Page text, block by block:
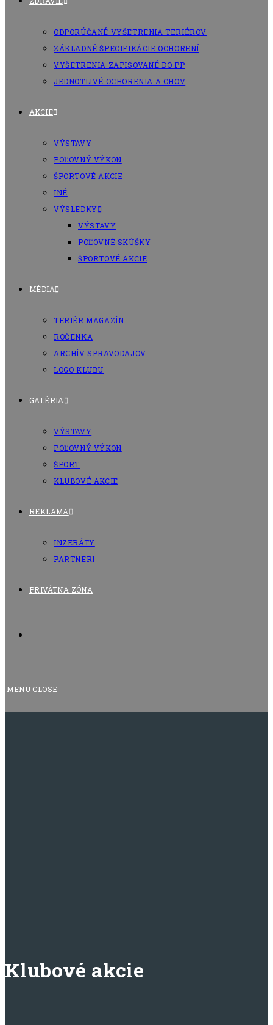
ODPORÚČANÉ VYŠETRENIA TERIÉROV
ZÁKLADNÉ ŠPECIFIKÁCIE OCHORENÍ
VYŠETRENIA ZAPISOVANÉ DO PP
JEDNOTLIVÉ OCHORENIA A CHOV
AKCIE
VÝSTAVY
POĽOVNÝ VÝKON
ŠPORTOVÉ AKCIE
INÉ
VÝSLEDKY
VÝSTAVY
POĽOVNÉ SKÚŠKY
ŠPORTOVÉ AKCIE
MÉDIA
TERIÉR MAGAZÍN
ROČENKA
ARCHÍV SPRAVODAJOV
LOGO KLUBU
GALÉRIA
VÝSTAVY
POĽOVNÝ VÝKON
ŠPORT
KLUBOVÉ AKCIE
REKLAMA
INZERÁTY
PARTNERI
PRIVÁTNA ZÓNA
MENU CLOSE
Klubové akcie